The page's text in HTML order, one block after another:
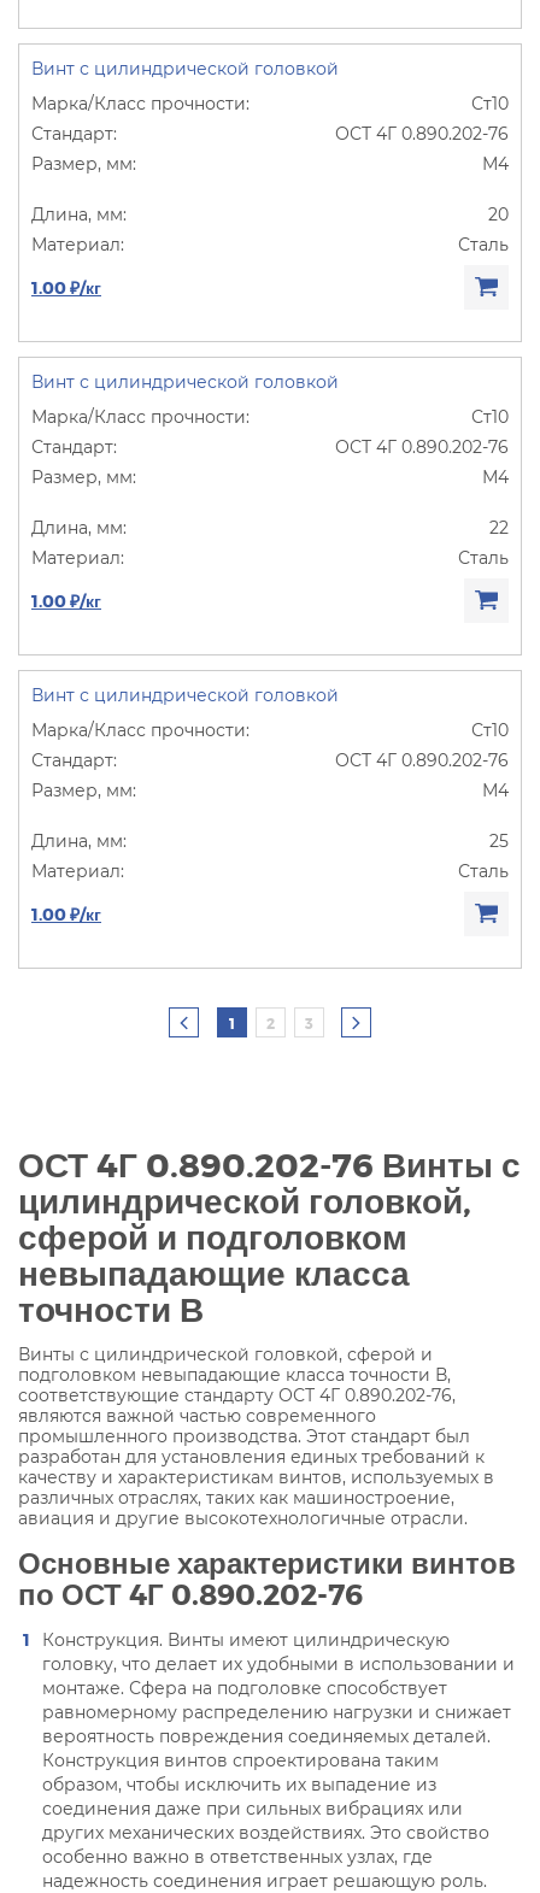
Винт с цилиндрической головкой
Ст10
ОСТ 4Г 0.890.202-76
М4
20
Сталь
1.00 ₽/кг
Винт с цилиндрической головкой
Ст10
ОСТ 4Г 0.890.202-76
М4
22
Сталь
1.00 ₽/кг
Винт с цилиндрической головкой
Ст10
ОСТ 4Г 0.890.202-76
М4
25
Сталь
1.00 ₽/кг
1 2 3
ОСТ 4Г 0.890.202-76 Винты с
цилиндрической головкой,
сферой и подголовком
невыпадающие класса
точности В
Винты с цилиндрической головкой, сферой и
подголовком невыпадающие класса точности В,
соответствующие стандарту ОСТ 4Г 0.890.202-76,
являются важной частью современного
промышленного производства. Этот стандарт был
разработан для установления единых требований к
качеству и характеристикам винтов, используемых в
различных отраслях, таких как машиностроение,
авиация и другие высокотехнологичные отрасли.
Основные характеристики винтов
по ОСТ 4Г 0.890.202-76
Конструкция. Винты имеют цилиндрическую
головку, что делает их удобными в использовании и
монтаже. Сфера на подголовке способствует
равномерному распределению нагрузки и снижает
вероятность повреждения соединяемых деталей.
Конструкция винтов спроектирована таким
образом, чтобы исключить их выпадение из
соединения даже при сильных вибрациях или
других механических воздействиях. Это свойство
особенно важно в ответственных узлах, где
надежность соединения играет решающую роль.